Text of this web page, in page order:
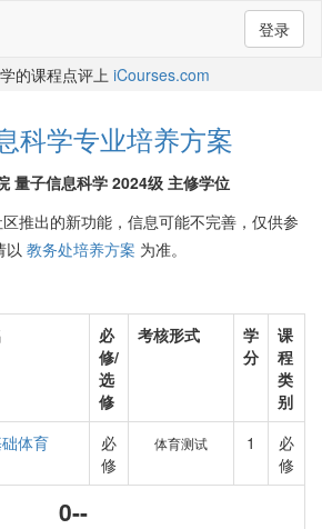
登录
的课程点评上 iCourses.com
科学专业培养方案
量子信息科学 2024级 主修学位
推出的新功能，信息可能不完善，仅供参
以 教务处培养方案 为准。
必
修/
选
修
考核形式
学
分
课
程
类
别
体育
必
修
体育测试 1
必
修
0--